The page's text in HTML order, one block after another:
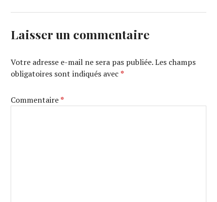
Laisser un commentaire
Votre adresse e-mail ne sera pas publiée. Les champs
obligatoires sont indiqués avec*
Commentaire*